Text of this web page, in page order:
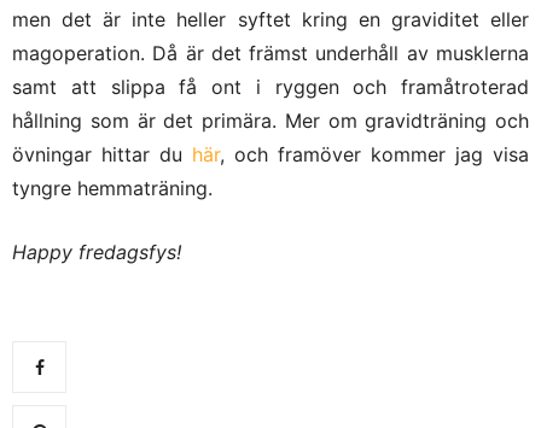
men det är inte heller syftet kring en graviditet eller
magoperation. Då är det främst underhåll av musklerna
samt att slippa få ont i ryggen och framåtroterad
hållning som är det primära. Mer om gravidträning och
övningar hittar du här, och framöver kommer jag visa
tyngre hemmaträning.
Happy fredagsfys!